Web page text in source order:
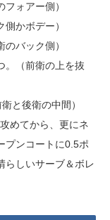
ォアー側）
かボデー）
バック側）
。（前衛の上を抜
と後衛の中間）
めてから、更にネ
プンコートに0.5ポ
らしいサーブ＆ボレ